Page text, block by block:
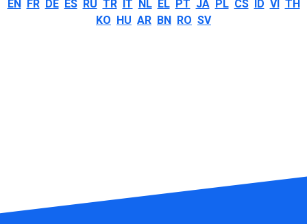
EN FR DE ES RU TR IT NL EL PT JA PL CS ID VI TH
KO HU AR BN RO SV